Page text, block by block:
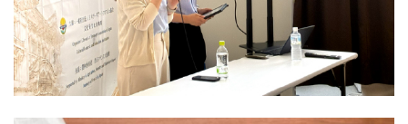
の
祭
典
2026
TASTE
味
覚
の
祭
食品
NEWS
Event